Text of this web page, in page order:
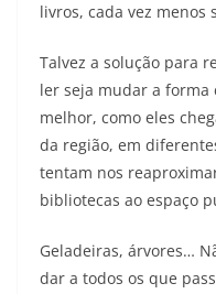
livros, cada vez menos
Talvez a solução para
ler seja mudar a forma
melhor, como eles
da região, em
tentam nos
bibliotecas ao espaço
Geladeiras, árvores…
dar a todos os que